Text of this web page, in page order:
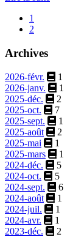
1
2
Archives
2026-févr.
1
2026-janv.
1
2025-déc.
2
2025-oct.
7
2025-sept.
1
2025-août
2
2025-mai
1
2025-mars
1
2024-déc.
5
2024-oct.
5
2024-sept.
6
2024-août
1
2024-juil.
1
2024-avr.
1
2023-déc.
2